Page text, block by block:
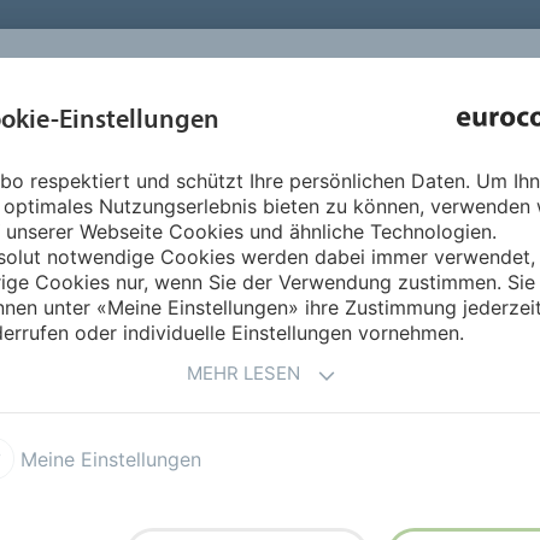
ÜBER UNS PRODUKTE
INSPIRATION &
REFERENZEN
Blauer-Engel-Sortiment ist wieder komplett
BLAUER-ENGEL-
achtet, kommt am Blauen
viele
Umweltzeichen als
Einstellungen
respektiert und schützt Ihre persönlichen Daten. Um
Nutzungserlebnis bieten zu können, verwenden
unserer Webseite Cookies und ähnliche Technologien.
notwendige Cookies werden dabei immer verwendet,
Cookies nur, wenn Sie der Verwendung zustimmen. Sie
unter «Meine Einstellungen» ihre Zustimmung
oder individuelle Einstellungen vornehmen.
MEHR LESEN
Meine Einstellungen